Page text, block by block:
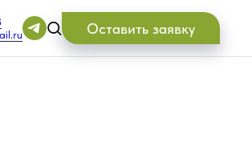
Оставить заявку